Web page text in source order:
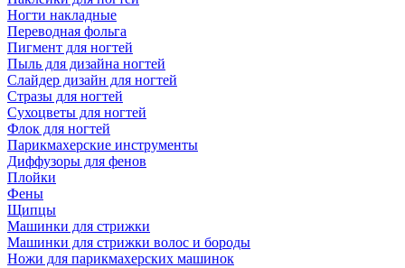
Ногти накладные
Переводная фольга
Пигмент для ногтей
Пыль для дизайна ногтей
Слайдер дизайн для ногтей
Стразы для ногтей
Сухоцветы для ногтей
Флок для ногтей
Парикмахерские инструменты
Диффузоры для фенов
Плойки
Фены
Щипцы
Машинки для стрижки
Машинки для стрижки волос и бороды
Ножи для парикмахерских машинок